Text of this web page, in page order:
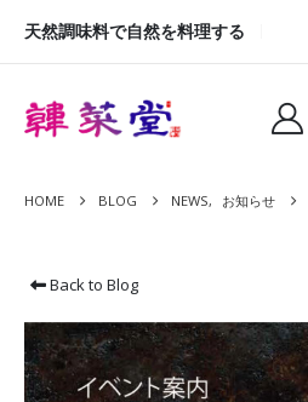
天然調味料で自然を料理する
HOME BLOG NEWS, お知らせ
Back to Blog